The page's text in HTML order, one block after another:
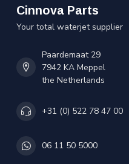
Cinnova Parts
Your total waterjet supplier
Paardemaat 29
7942 KA Meppel
the Netherlands
+31 (0) 522 78 47 00
06 11 50 5000